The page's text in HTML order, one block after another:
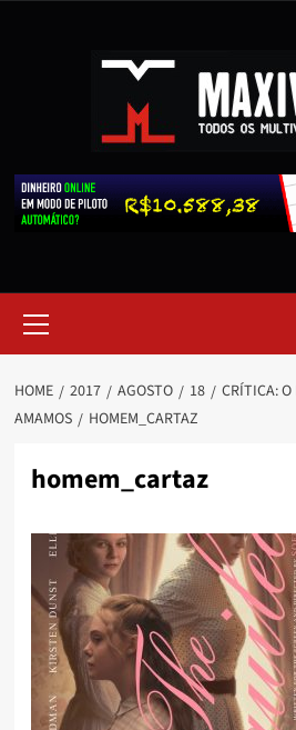
HOME 2017 AGOSTO 18
CRÍTICA: O
AMAMOS
HOMEM_CARTAZ
homem_cartaz